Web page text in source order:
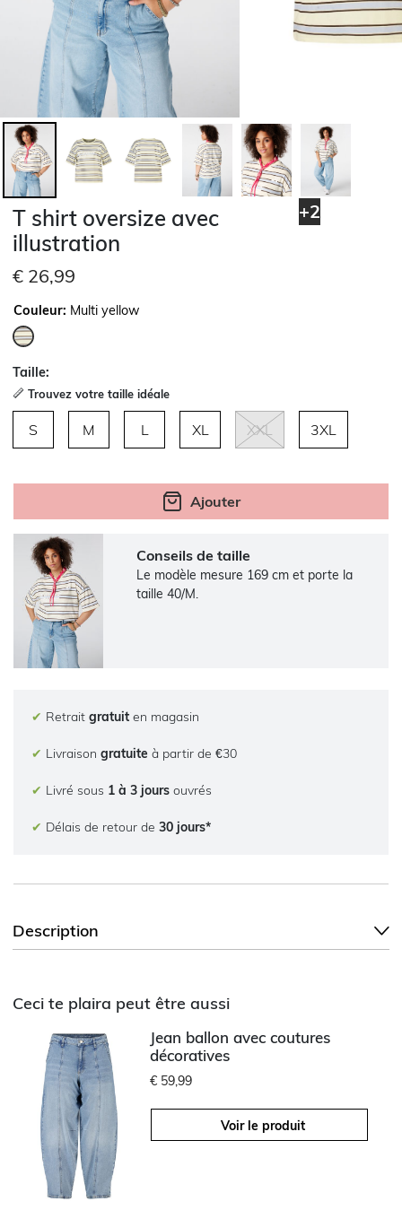
+2
T shirt oversize avec
illustration
€ 26,99
Couleur: Multi yellow
Taille:
Trouvez votre taille idéale
S M L XL XXL 3XL
Ajouter
Conseils de taille
Le modèle mesure 169 cm et porte la
taille 40/M.
✔ Retrait gratuit en magasin
✔ Livraison gratuite à partir de €30
✔ Livré sous 1 à 3 jours ouvrés
✔ Délais de retour de 30 jours*
Description
Ceci te plaira peut être aussi
Jean ballon avec coutures
décoratives
€ 59,99
Voir le produit